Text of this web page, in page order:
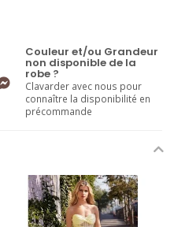
Couleur et/ou Grandeur
non disponible de la
robe ?
Clavarder avec nous pour
connaître la disponibilité en
précommande